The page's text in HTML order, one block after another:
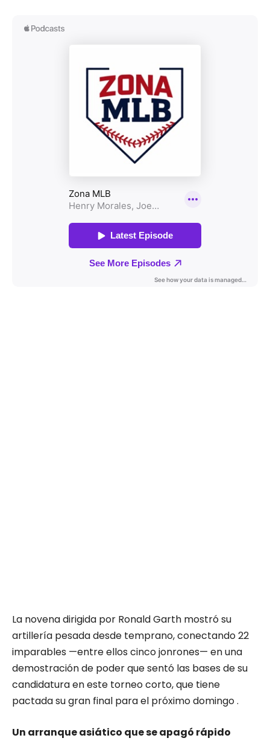
La novena dirigida por Ronald Garth mostró su
artillería pesada desde temprano, conectando 22
imparables —entre ellos cinco jonrones— en una
demostración de poder que sentó las bases de su
candidatura en este torneo corto, que tiene
pactada su gran final para el próximo domingo .
Un arranque asiático que se apagó rápido